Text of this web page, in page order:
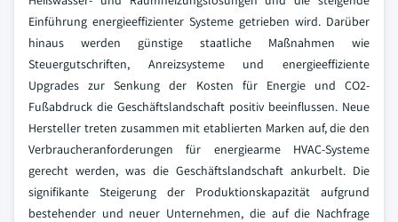
Einführung energieeffizienter Systeme getrieben wird. Darüber
hinaus werden günstige staatliche Maßnahmen wie
Steuergutschriften, Anreizsysteme und energieeffiziente
Upgrades zur Senkung der Kosten für Energie und CO2-
Fußabdruck die Geschäftslandschaft positiv beeinflussen. Neue
Hersteller treten zusammen mit etablierten Marken auf, die den
Verbraucheranforderungen für energiearme HVAC-Systeme
gerecht werden, was die Geschäftslandschaft ankurbelt. Die
signifikante Steigerung der Produktionskapazität aufgrund
bestehender und neuer Unternehmen, die auf die Nachfrage